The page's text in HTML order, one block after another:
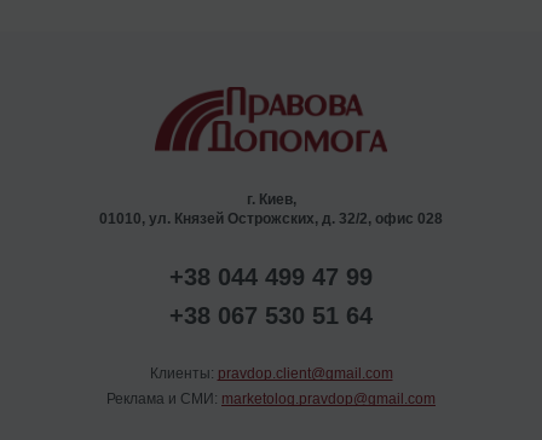
г. Киев,
01010, ул. Князей Острожских, д. 32/2, офис 028
+38 044 499 47 99
+38 067 530 51 64
Клиенты: pravdop.client@gmail.com
Реклама и СМИ: marketolog.pravdop@gmail.com